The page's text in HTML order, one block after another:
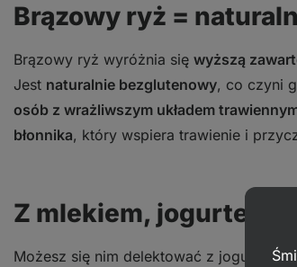
Brązowy ryż =
Brązowy ryż wyróżnia się wyższą
Jest naturalnie bezglutenowy, co czyni
osób z wrażliwszym układem
błonnika, który wspiera trawienie i
Z mlekiem, jogurtem
Możesz się nim delektować z jogurtem,